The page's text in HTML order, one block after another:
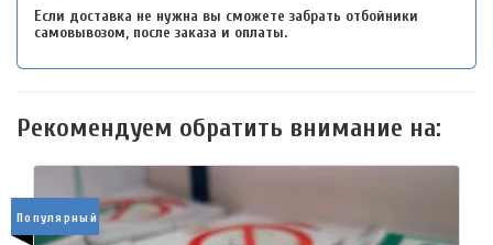
Если доставка не нужна вы сможете забрать отбойники
самовывозом, после заказа и оплаты.
Рекомендуем обратить внимание на:
Популярный